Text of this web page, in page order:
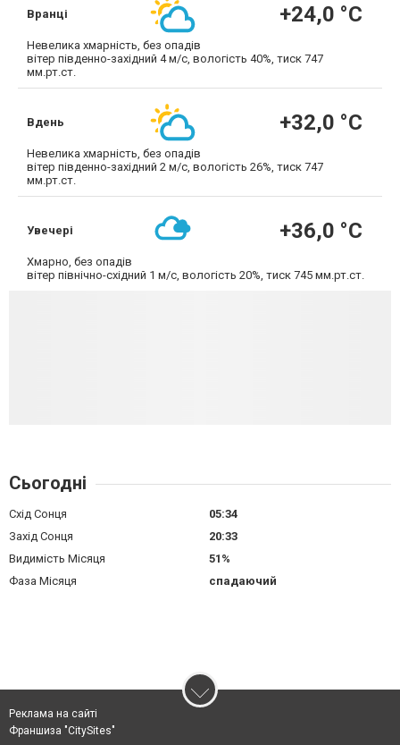
Вранці +24,0 °С
Невелика хмарність, без опадів
вітер південно-західний 4 м/с, вологість 40%, тиск 747
мм.рт.ст.
Вдень +32,0 °С
Невелика хмарність, без опадів
вітер південно-західний 2 м/с, вологість 26%, тиск 747
мм.рт.ст.
Увечері +36,0 °С
Хмарно, без опадів
вітер північно-східний 1 м/с, вологість 20%, тиск 745 мм.рт.ст.
Сьогодні
Схід Сонця
05:34
Захід Сонця
20:33
Видимість Місяця
51%
Фаза Місяця
спадаючий
Реклама на сайті
Франшиза "CitySites"